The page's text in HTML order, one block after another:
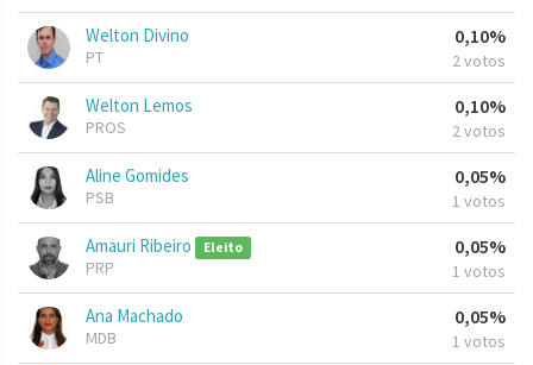
Welton Divino
PT
0,10%
2 votos
Welton Lemos
PROS
0,10%
2 votos
Aline Gomides
PSB
0,05%
1 votos
Amauri Ribeiro Eleito
PRP
0,05%
1 votos
Ana Machado
MDB
0,05%
1 votos